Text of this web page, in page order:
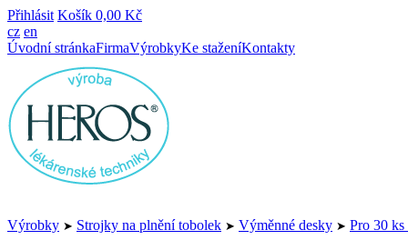
Přihlásit Košík 0,00 Kč
cz en
Úvodní stránkaFirmaVýrobkyKe staženíKontakty
Výrobky ➤ Strojky na plnění tobolek ➤ Výměnné desky ➤ Pro 30